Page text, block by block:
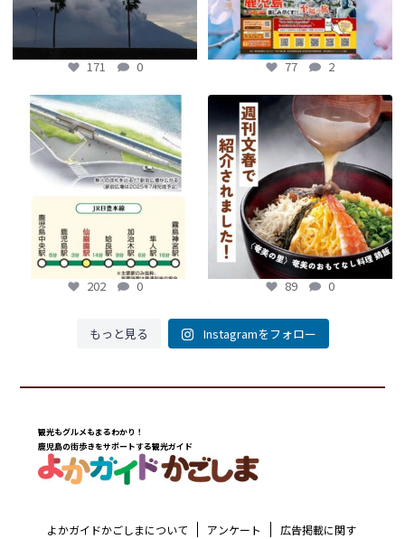
171 0 77 2
【鹿児島観光トピックス】〜鹿児島中
央駅から約8分!! 「仙巌園駅」誕生〜
...
202 0
202 0
【fromよかガイド】～かごかご . jpか
らのお知らせ ～
...
89 0
89 0
もっと見る Instagramをフォロー
観光もグルメもまるわかり！
鹿児島の街歩きをサポートする観光ガイド
よかガイドかごしまについて アンケート
広告掲載に関す